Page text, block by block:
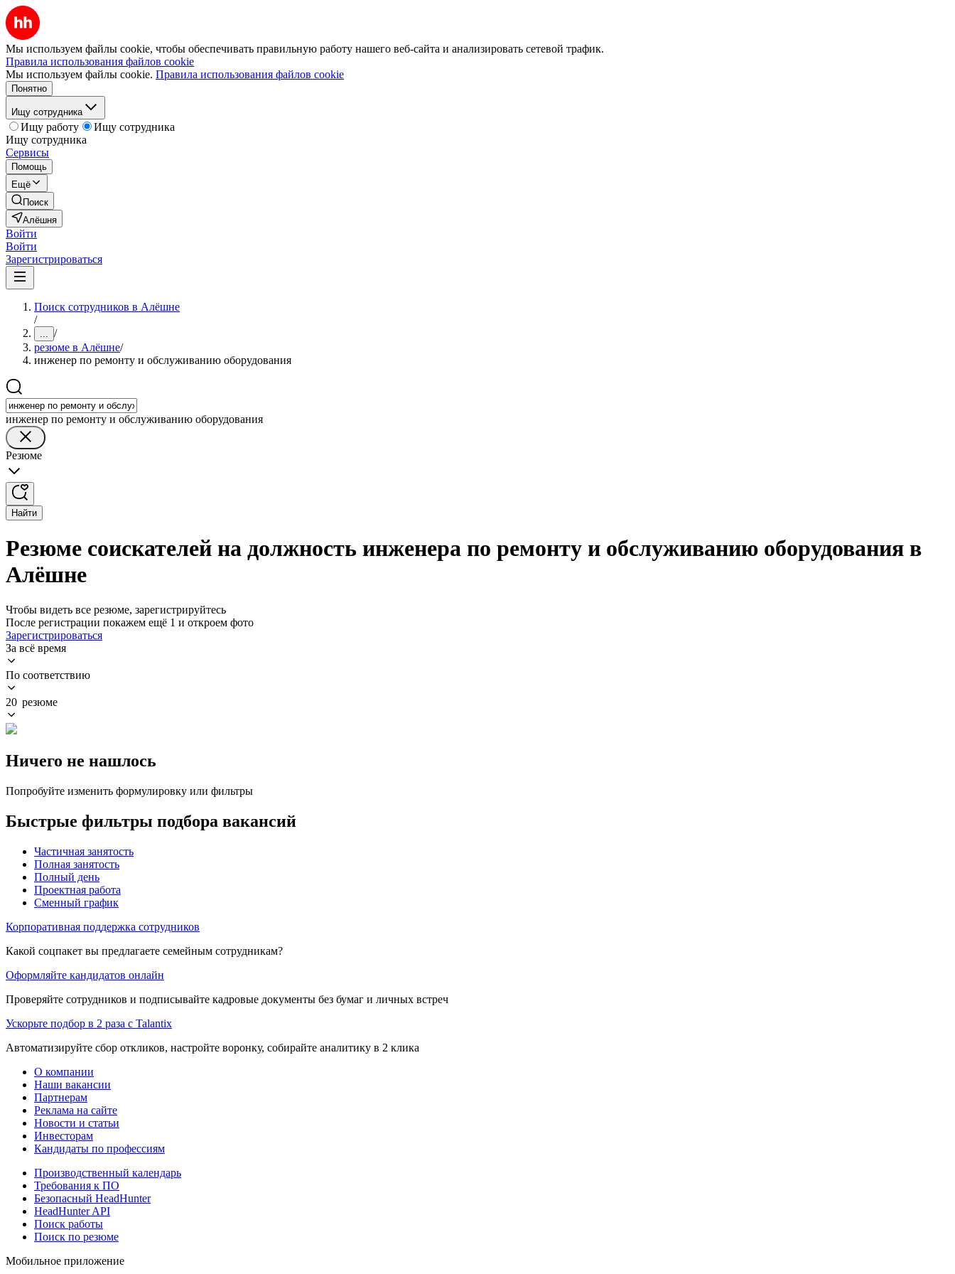
Мы используем файлы cookie, чтобы обеспечивать правильную работу нашего веб-сайта и анализировать сетевой трафик.
Правила использования файлов cookie
Мы используем файлы cookie. Правила использования файлов cookie
Понятно
Ищу сотрудника
Ищу работу
Ищу сотрудника
Ищу сотрудника
Сервисы
Помощь
Ещё
Поиск
Алёшня
Войти
Войти
Зарегистрироваться
Поиск сотрудников в Алёшне
/
... /
резюме в Алёшне/
инженер по ремонту и обслуживанию оборудования
инженер по ремонту и обслуживанию оборудования
Резюме
Найти
Резюме соискателей на должность инженера по ремонту и обслуживанию оборудования в
Алёшне
Чтобы видеть все резюме, зарегистрируйтесь
После регистрации покажем ещё 1 и откроем фото
Зарегистрироваться
За всё время
По соответствию
20 резюме
Ничего не нашлось
Попробуйте изменить формулировку или фильтры
Быстрые фильтры подбора вакансий
Частичная занятость
Полная занятость
Полный день
Проектная работа
Сменный график
Корпоративная поддержка сотрудников
Какой соцпакет вы предлагаете семейным сотрудникам?
Оформляйте кандидатов онлайн
Проверяйте сотрудников и подписывайте кадровые документы без бумаг и личных встреч
Ускорьте подбор в 2 раза с Talantix
Автоматизируйте сбор откликов, настройте воронку, собирайте аналитику в 2 клика
О компании
Наши вакансии
Партнерам
Реклама на сайте
Новости и статьи
Инвесторам
Кандидаты по профессиям
Производственный календарь
Требования к ПО
Безопасный HeadHunter
HeadHunter API
Поиск работы
Поиск по резюме
Мобильное приложение